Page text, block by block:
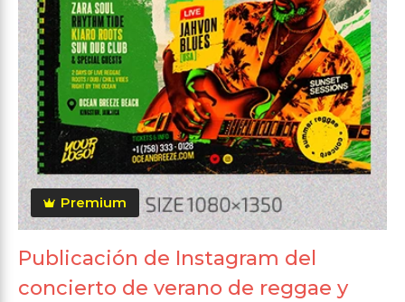
Premium
Publicación de Instagram del
concierto de verano de reggae y